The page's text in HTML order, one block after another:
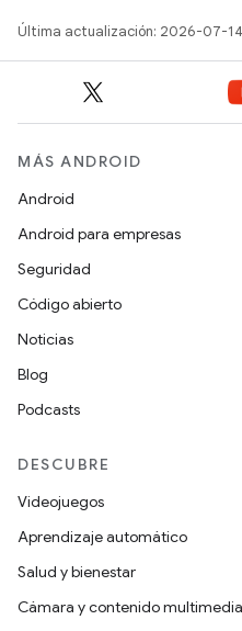
Última actualización: 2026-07-
MÁS ANDROID
Android
Android para empresas
Seguridad
Código abierto
Noticias
Blog
Podcasts
DESCUBRE
Videojuegos
Aprendizaje automático
Salud y bienestar
Cámara y contenido multimedia